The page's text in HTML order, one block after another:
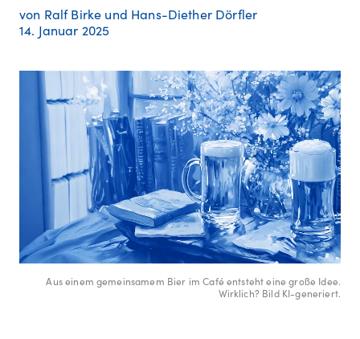
von Ralf Birke und Hans-Diether Dörfler
14. Januar 2025
Aus einem gemeinsamem Bier im Café entsteht eine große Idee.
Wirklich? Bild KI-generiert.